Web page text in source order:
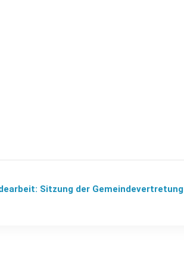
Sitzung der Gemeindevertretung